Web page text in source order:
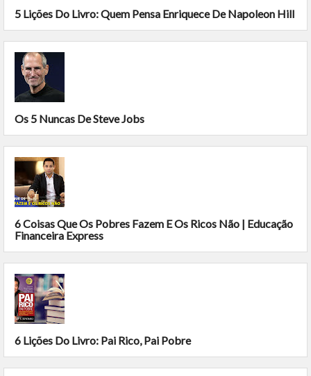
5 Lições Do Livro: Quem Pensa Enriquece De Napoleon Hill
Os 5 Nuncas De Steve Jobs
6 Coisas Que Os Pobres Fazem E Os Ricos Não | Educação
Financeira Express
6 Lições Do Livro: Pai Rico, Pai Pobre